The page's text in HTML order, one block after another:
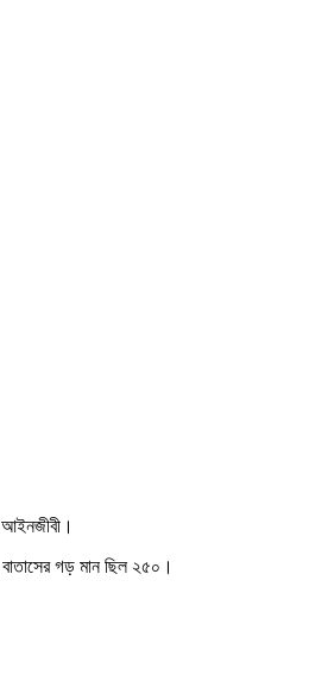
আইনজীবী।
বাতাসের গড় মান ছিল ২৫০।